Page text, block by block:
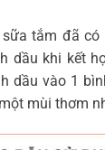
tắm đã có
dầu khi kết
dầu vào 1
mùi thơm